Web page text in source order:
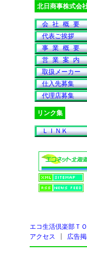
北日商事株式会
会 社 概 要
代表ご挨拶
事 業 概 要
営 業 案 内
取扱メーカー
仕入先募集
代理店募集
リンク集
ＬＩＮＫ
エコ生活倶楽部Ｔ
アクセス
広告